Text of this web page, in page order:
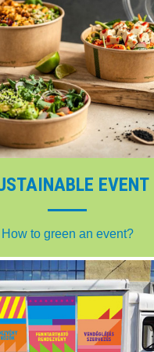
EVENT
How to green an event?